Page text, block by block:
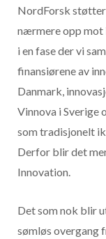
NordForsk
nærmere opp mot
i en fase der vi
finansiørene av
Danmark,
Vinnova i Sverige
som tradisjonelt
Derfor blir det
Innovation.
Det som nok blir
sømløs overgang